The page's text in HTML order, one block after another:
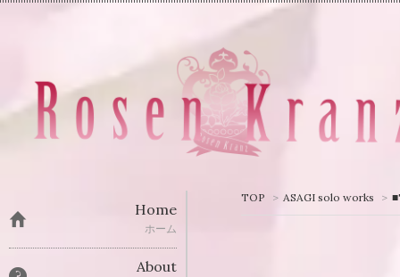
TOP > ASAGI solo works >
Home
ホーム
About